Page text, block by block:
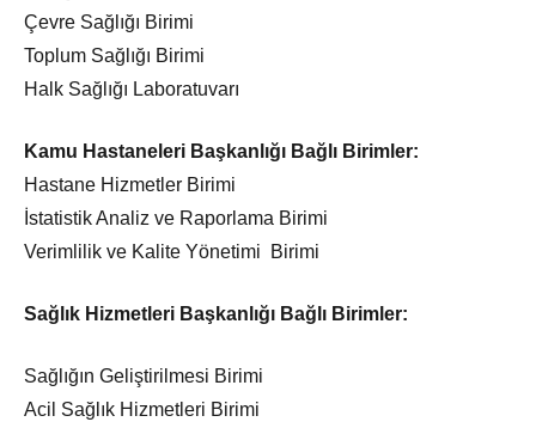
Çevre Sağlığı Birimi
Toplum Sağlığı Birimi
Halk Sağlığı Laboratuvarı
Kamu Hastaneleri Başkanlığı Bağlı Birimler:
Hastane Hizmetler Birimi
İstatistik Analiz ve Raporlama Birimi
Verimlilik ve Kalite Yönetimi Birimi
Sağlık Hizmetleri Başkanlığı Bağlı Birimler:
Sağlığın Geliştirilmesi Birimi
Acil Sağlık Hizmetleri Birimi